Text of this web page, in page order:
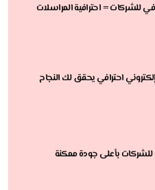
للشركات = احترافية المراسلات
احترافي يحقق لك النجاح
بأعلى جودة ممكنة